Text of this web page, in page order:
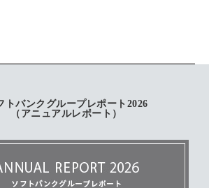
トバンクグループレポート2026
（アニュアルレポート）